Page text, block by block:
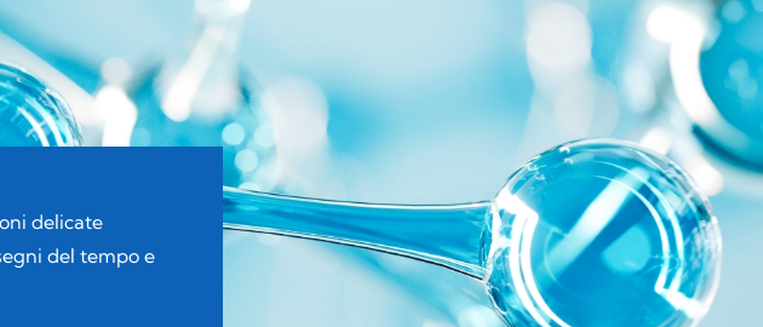
OTHER7
TAPPO
PP5
Plastica
delicate
del tempo e